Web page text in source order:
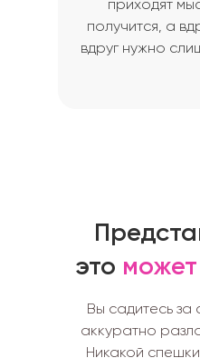
приходят
получится, а
вдруг нужно
это
Вы садитесь за
аккуратно
Никакой